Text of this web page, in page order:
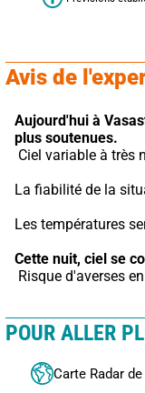
Avis de
Aujourd'hui à
plus soutenues.
Ciel variable à très
La fiabilité de la
Les températures
Cette nuit, ciel se
Risque d'averses
POUR ALLER
Carte Radar